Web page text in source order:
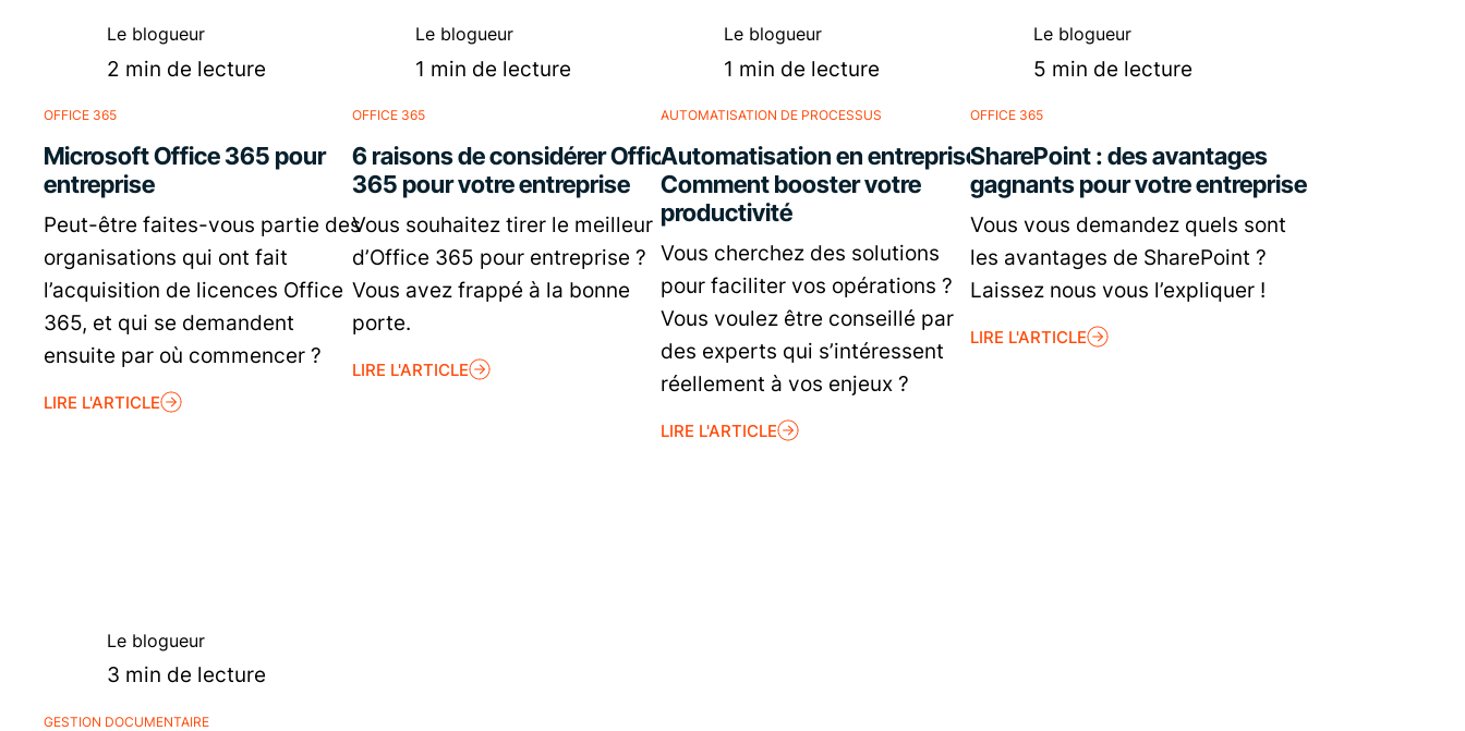
Le blogueur
2 min de lecture
OFFICE 365
Microsoft Office 365 pour
entreprise
Peut-être faites-vous partie des
organisations qui ont fait
l’acquisition de licences Office
365, et qui se demandent
ensuite par où commencer ?
LIRE L'ARTICLE
Le blogueur
1 min de lecture
OFFICE 365
6 raisons de considérer Office
365 pour votre entreprise
Vous souhaitez tirer le meilleur
d’Office 365 pour entreprise ?
Vous avez frappé à la bonne
porte.
LIRE L'ARTICLE
Le blogueur
1 min de lecture
AUTOMATISATION DE PROCESSUS
Automatisation en entreprise :
Comment booster votre
productivité
Vous cherchez des solutions
pour faciliter vos opérations ?
Vous voulez être conseillé par
des experts qui s’intéressent
réellement à vos enjeux ?
LIRE L'ARTICLE
Le blogueur
5 min de lecture
OFFICE 365
SharePoint : des avantages
gagnants pour votre entreprise
Vous vous demandez quels sont
les avantages de SharePoint ?
Laissez nous vous l’expliquer !
LIRE L'ARTICLE
Le blogueur
3 min de lecture
GESTION DOCUMENTAIRE